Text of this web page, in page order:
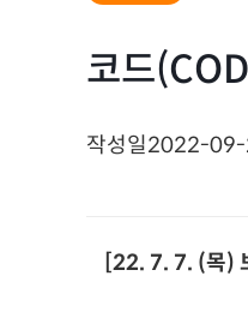
코드
작성일2022-
[22. 7. 7. (목)